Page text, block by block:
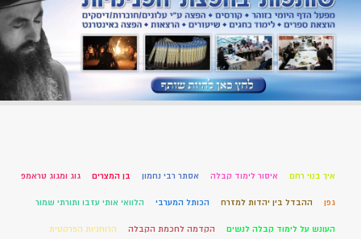
איך בנוי רחם איסור לימוד קבלה אסתר רבי נחמון בן המצרים גוג ומגוג טראמפ
גפן ההבדל בין יהדות למזרח הכותל המערבי הלוואי אותי עזבו ותורתי שמור
העונש על לימוד קבלה לנשים הקדמה לחכמת הקבלה הרוחניות הפרקטית